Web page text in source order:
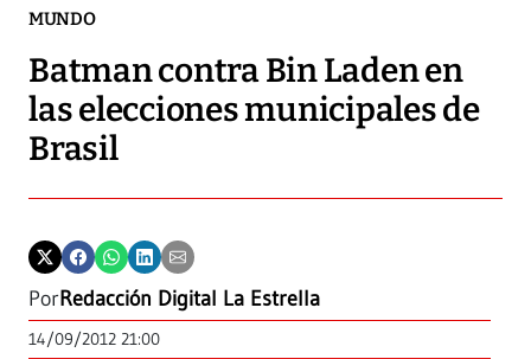
MUNDO
Batman contra Bin Laden en
las elecciones municipales de
Brasil
PorRedacción Digital La Estrella
14/09/2012 21:00